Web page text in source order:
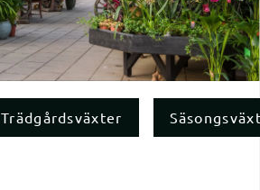
Trädgårdsväxter